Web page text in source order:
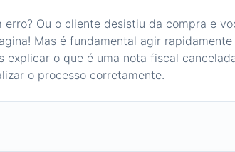
Ou o cliente desistiu da compra e
Mas é fundamental agir
o que é uma nota fiscal
o processo corretamente.